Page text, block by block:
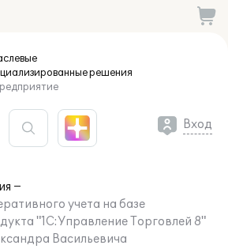
решения
Вход
учета на базе
"1С:Управление Торговлей 8"
Васильевича